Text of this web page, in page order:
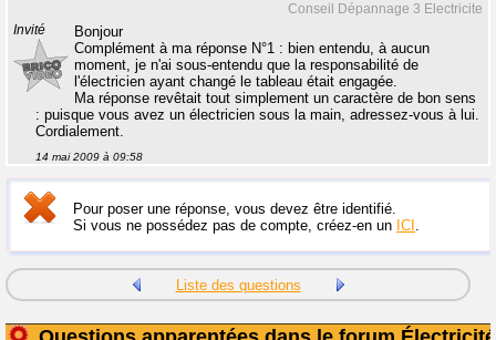
Conseil Dépannage 3 Electricite
Invité
Bonjour
Complément à ma réponse N°1 : bien entendu, à aucun
moment, je n'ai sous-entendu que la responsabilité de
l'électricien ayant changé le tableau était engagée.
Ma réponse revêtait tout simplement un caractère de bon sens
: puisque vous avez un électricien sous la main, adressez-vous à lui.
Cordialement.
14 mai 2009 à 09:58
Pour poser une réponse, vous devez être identifié.
Si vous ne possédez pas de compte, créez-en un ICI .
Liste des questions